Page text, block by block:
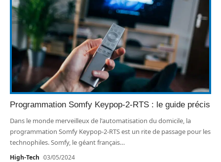
Programmation Somfy Keypop-2-RTS : le guide précis
Dans le monde merveilleux de l'automatisation du domicile, la
programmation Somfy Keypop-2-RTS est un rite de passage pour les
technophiles. Somfy, le géant français…
High-Tech 03/05/2024